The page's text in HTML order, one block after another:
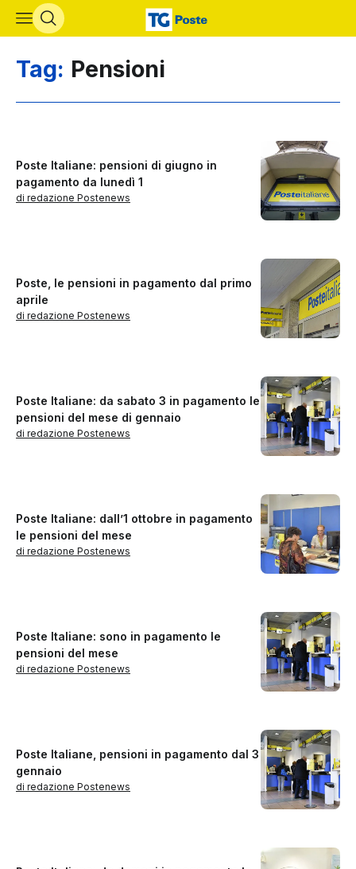
Vai al contenuto principale
Tag: Pensioni
Poste Italiane: pensioni di giugno in
pagamento da lunedì 1
di redazione Postenews
Poste, le pensioni in pagamento dal primo
aprile
di redazione Postenews
Poste Italiane: da sabato 3 in pagamento le
pensioni del mese di gennaio
di redazione Postenews
Poste Italiane: dall’1 ottobre in pagamento
le pensioni del mese
di redazione Postenews
Poste Italiane: sono in pagamento le
pensioni del mese
di redazione Postenews
Poste Italiane, pensioni in pagamento dal 3
gennaio
di redazione Postenews